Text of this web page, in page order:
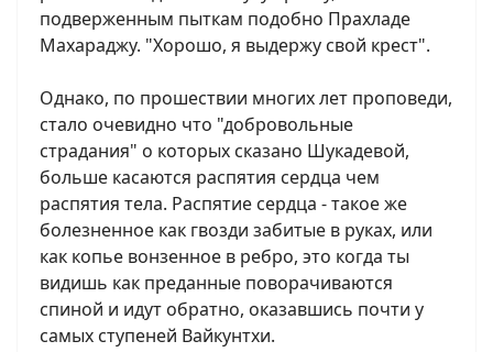
подверженным пыткам подобно Прахладе
Махараджу. "Хорошо, я выдержу свой крест".
Однако, по прошествии многих лет проповеди,
стало очевидно что "добровольные
страдания" о которых сказано Шукадевой,
больше касаются распятия сердца чем
распятия тела. Распятие сердца - такое же
болезненное как гвозди забитые в руках, или
как копье вонзенное в ребро, это когда ты
видишь как преданные поворачиваются
спиной и идут обратно, оказавшись почти у
самых ступеней Вайкунтхи.